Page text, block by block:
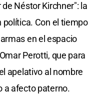
Néstor Kirchner": la
política. Con el tiempo
en el espacio
Perotti, que para
apelativo al nombre
a afecto paterno.